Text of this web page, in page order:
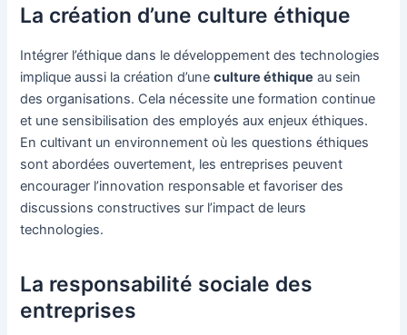
La création d’une culture éthique
Intégrer l’éthique dans le développement des technologies
implique aussi la création d’uneculture éthique au sein
des organisations. Cela nécessite une formation continue
et une sensibilisation des employés aux enjeux éthiques.
En cultivant un environnement où les questions éthiques
sont abordées ouvertement, les entreprises peuvent
encourager l’innovation responsable et favoriser des
discussions constructives sur l’impact de leurs
technologies.
La responsabilité sociale des
entreprises